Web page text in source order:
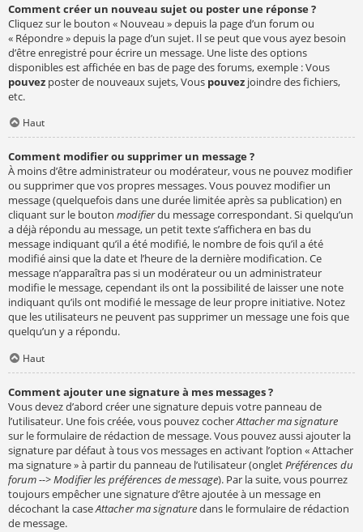
Comment créer un nouveau sujet ou poster une réponse ?
Cliquez sur le bouton « Nouveau » depuis la page d’un forum ou
« Répondre » depuis la page d’un sujet. Il se peut que vous ayez besoin
d’être enregistré pour écrire un message. Une liste des options
disponibles est affichée en bas de page des forums, exemple : Vous
pouvez poster de nouveaux sujets, Vous pouvez joindre des fichiers,
etc.
Haut
Comment modifier ou supprimer un message ?
À moins d’être administrateur ou modérateur, vous ne pouvez modifier
ou supprimer que vos propres messages. Vous pouvez modifier un
message (quelquefois dans une durée limitée après sa publication) en
cliquant sur le bouton modifierdu message correspondant. Si quelqu’un
a déjà répondu au message, un petit texte s’affichera en bas du
message indiquant qu’il a été modifié, le nombre de fois qu’il a été
modifié ainsi que la date et l’heure de la dernière modification. Ce
message n’apparaîtra pas si un modérateur ou un administrateur
modifie le message, cependant ils ont la possibilité de laisser une note
indiquant qu’ils ont modifié le message de leur propre initiative. Notez
que les utilisateurs ne peuvent pas supprimer un message une fois que
quelqu’un y a répondu.
Haut
Comment ajouter une signature à mes messages ?
Vous devez d’abord créer une signature depuis votre panneau de
l’utilisateur. Une fois créée, vous pouvez cocherAttacher ma signature
sur le formulaire de rédaction de message. Vous pouvez aussi ajouter la
signature par défaut à tous vos messages en activant l’option « Attacher
ma signature » à partir du panneau de l’utilisateur (ongletPréférences du
forum --> Modifier les préférences de message). Par la suite, vous pourrez
toujours empêcher une signature d’être ajoutée à un message en
décochant la caseAttacher ma signaturedans le formulaire de rédaction
de message.